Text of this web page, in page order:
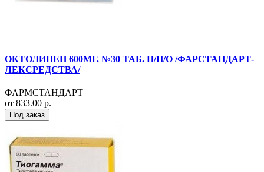
ОКТОЛИПЕН 600МГ. №30 ТАБ. П/П/О /ФАРСТАНДАРТ-
ЛЕКСРЕДСТВА/
ФАРМСТАНДАРТ
от 833.00 р.
Под заказ